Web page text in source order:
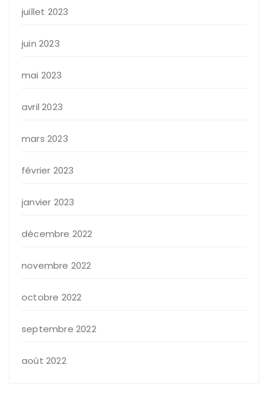
juillet 2023
juin 2023
mai 2023
avril 2023
mars 2023
février 2023
janvier 2023
décembre 2022
novembre 2022
octobre 2022
septembre 2022
août 2022